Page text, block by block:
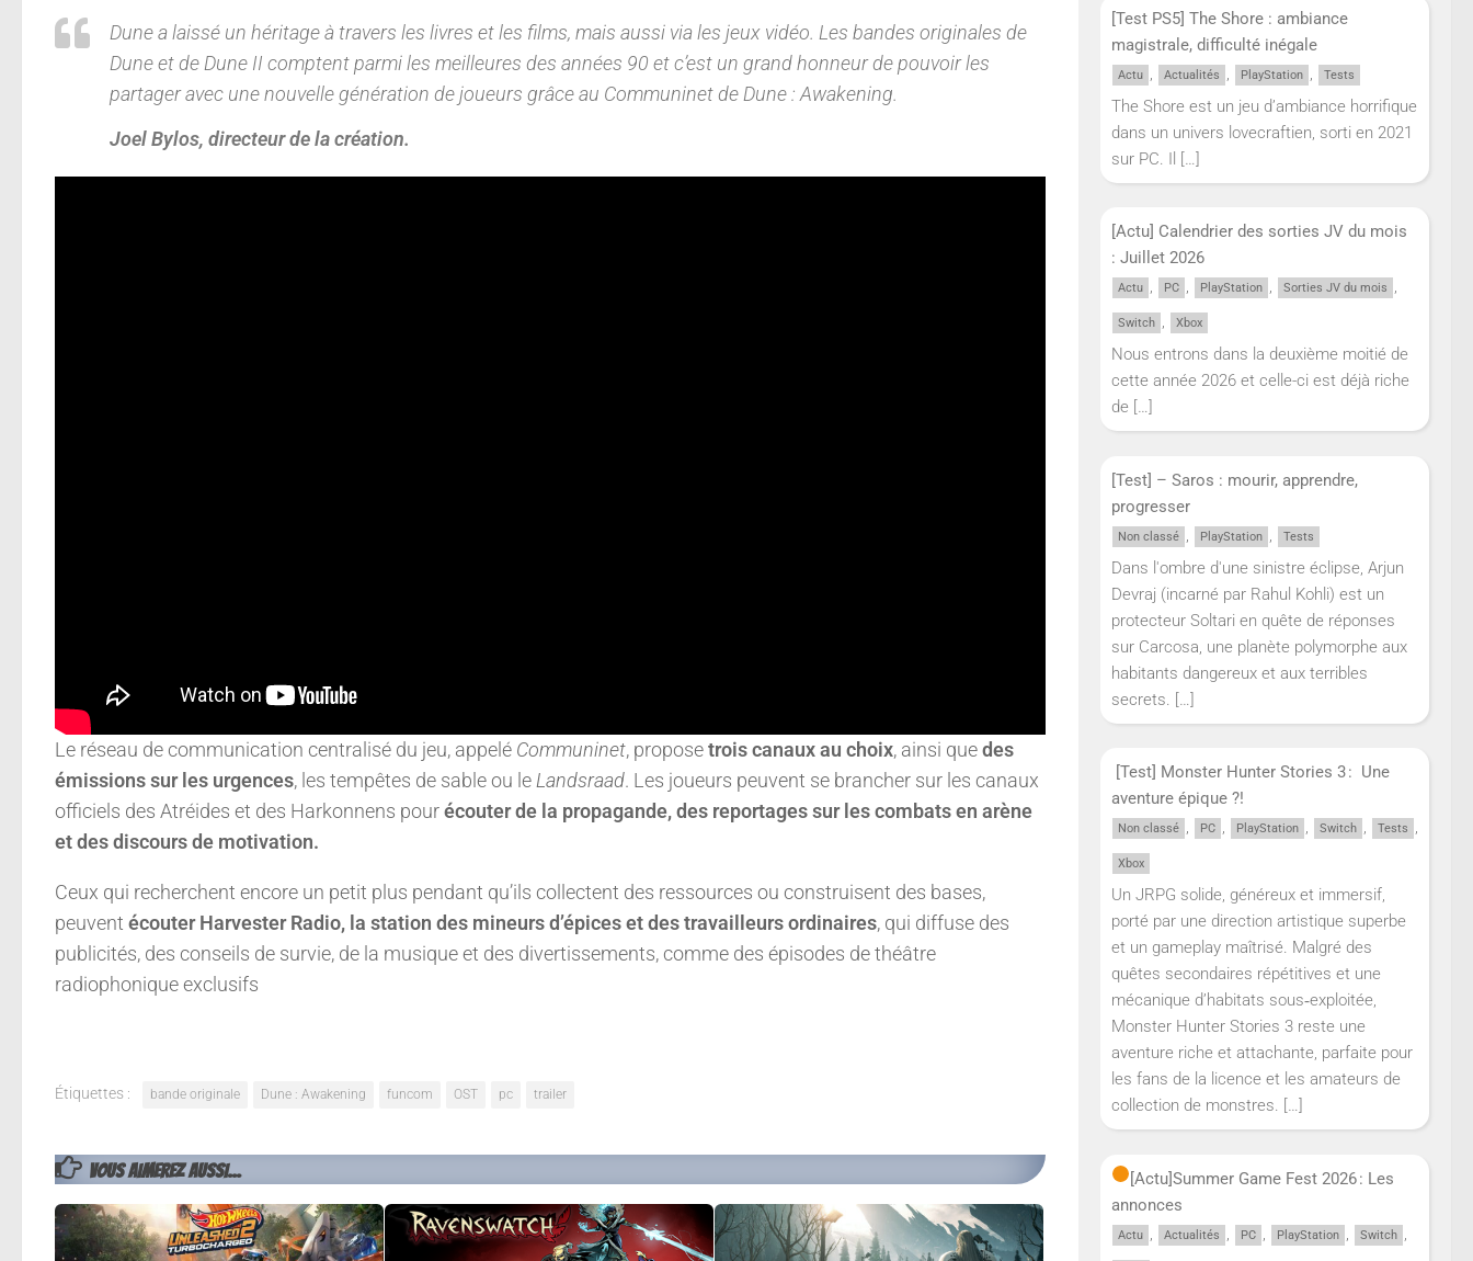
Dune a laissé un héritage à travers les livres et les films, mais aussi via les jeux vidéo. Les bandes originales de
Dune et de Dune II comptent parmi les meilleures des années 90 et c’est un grand honneur de pouvoir les
partager avec une nouvelle génération de joueurs grâce au Communinet de Dune : Awakening.
Joel Bylos, directeur de la création.
Le réseau de communication centralisé du jeu, appelé Communinet, proposetrois canaux au choix, ainsi quedes
émissions sur les urgences, les tempêtes de sable ou le Landsraad. Les joueurs peuvent se brancher sur les canaux
officiels des Atréides et des Harkonnens pourécouter de la propagande, des reportages sur les combats en arène
et des discours de motivation.
Ceux qui recherchent encore un petit plus pendant qu’ils collectent des ressources ou construisent des bases,
peuvent écouter Harvester Radio, la station des mineurs d’épices et des travailleurs ordinaires, qui diffuse des
publicités, des conseils de survie, de la musique et des divertissements, comme des épisodes de théâtre
radiophonique exclusifs
Étiquettes : bande originale Dune : Awakening funcom OST pc trailer
VOUS AIMEREZ AUSSI...
[Test PS5] The Shore : ambiance
magistrale, difficulté inégale
Actu , Actualités , PlayStation , Tests
The Shore est un jeu d’ambiance horrifique
dans un univers lovecraftien, sorti en 2021
sur PC. Il […]
[Actu] Calendrier des sorties JV du mois
: Juillet 2026
Actu , PC , PlayStation , Sorties JV du mois ,
Switch , Xbox
Nous entrons dans la deuxième moitié de
cette année 2026 et celle-ci est déjà riche
de […]
[Test] – Saros : mourir, apprendre,
progresser
Non classé , PlayStation , Tests
Dans l'ombre d'une sinistre éclipse, Arjun
Devraj (incarné par Rahul Kohli) est un
protecteur Soltari en quête de réponses
sur Carcosa, une planète polymorphe aux
habitants dangereux et aux terribles
secrets. […]
[Test] Monster Hunter Stories 3 : Une
aventure épique ?!
Non classé , PC , PlayStation , Switch , Tests ,
Xbox
Un JRPG solide, généreux et immersif,
porté par une direction artistique superbe
et un gameplay maîtrisé. Malgré des
quêtes secondaires répétitives et une
mécanique d’habitats sous‑exploitée,
Monster Hunter Stories 3 reste une
aventure riche et attachante, parfaite pour
les fans de la licence et les amateurs de
collection de monstres. […]
[Actu]Summer Game Fest 2026 : Les
annonces
Actu , Actualités , PC , PlayStation , Switch ,